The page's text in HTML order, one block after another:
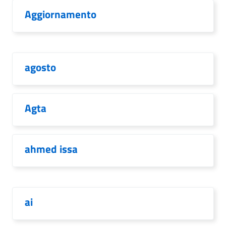
Aggiornamento
agosto
Agta
ahmed issa
ai